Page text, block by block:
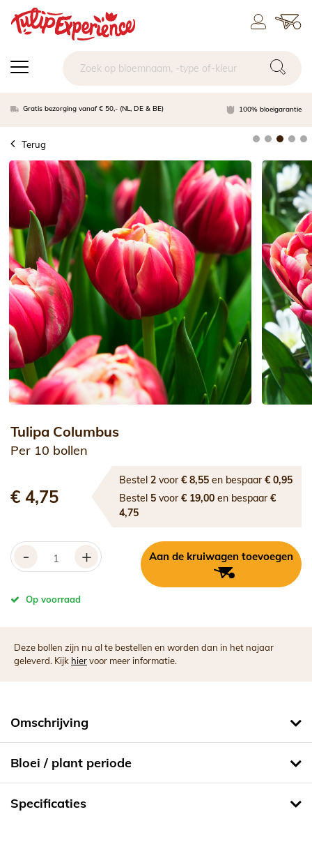
Gratis bezorging vanaf € 50,- (NL, DE & BE) 100% bloeigarantie
Terug
Tulipa Columbus
Per 10 bollen
€ 4,75
Bestel2 voor€ 8,55 en bespaar€ 0,95
Bestel 5 voor€ 19,00 en bespaar€
4,75
- + Aan de kruiwagen toevoegen
Op voorraad
Deze bollen zijn nu al te bestellen en worden dan in het najaar
geleverd. Kijk hiervoor meer informatie.
Omschrijving
Bloei / plant periode
Specificaties